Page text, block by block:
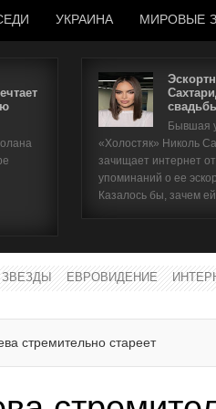
УКРАИНА МИРОВЫЕ
Бывшая
«Холостяк» Николь
зачищает интернет
упоминаний о ее
Казалось бы, зачем
ЕВРОВИДЕНИЕ
стремительно стареет